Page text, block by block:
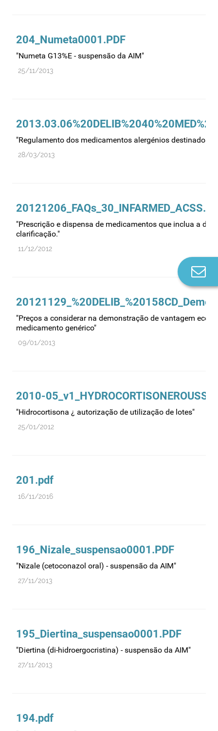
Regulamentação
Relações internacionais
Substâncias controladas
Tecnologias da saúde
Vigilância de cosméticos
204_Numeta0001.PDF
"Numeta G13%E - suspensão da AIM"
25/11/2013
"Regulamento dos medicamentos alergénios destinados
28/03/2013
"Prescrição e dispensa de medicamentos que inclua a
clarificação."
11/12/2012
"Preços a considerar na demonstração de vantagem
medicamento genérico"
09/01/2013
2010-
"Hidrocortisona ¿ autorização de utilização de lotes"
25/01/2012
201.pdf
16/11/2016
196_Nizale_suspensao0001.PDF
"Nizale (cetoconazol oral) - suspensão da AIM"
27/11/2013
195_Diertina_suspensao0001.PDF
"Diertina (di-hidroergocristina) - suspensão da AIM"
27/11/2013
194.pdf